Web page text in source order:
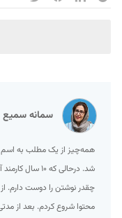
سمانه سمیع
همه‌چیز از یک مطلب به اسم
شد. درحالی که
محتوا شروع کردم. بعد از